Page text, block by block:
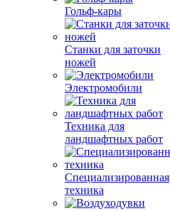
Гольф-кары
Станки для заточки
ножей
Электромобили
Техника для
ландшафтных работ
Специализированная
техника